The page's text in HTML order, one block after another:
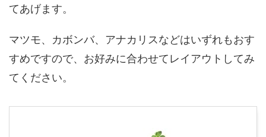
てあげます。
マツモ、カボンバ、アナカリスなどはいずれもおす
すめですので、お好みに合わせてレイアウトしてみ
てください。